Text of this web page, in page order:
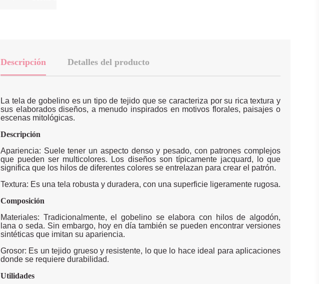
Descripción Detalles del producto
La tela de gobelino es un tipo de tejido que se caracteriza por su rica textura y
sus elaborados diseños, a menudo inspirados en motivos florales, paisajes o
escenas mitológicas.
Descripción
Apariencia: Suele tener un aspecto denso y pesado, con patrones complejos
que pueden ser multicolores. Los diseños son típicamente jacquard, lo que
significa que los hilos de diferentes colores se entrelazan para crear el patrón.
Textura: Es una tela robusta y duradera, con una superficie ligeramente rugosa.
Composición
Materiales: Tradicionalmente, el gobelino se elabora con hilos de algodón,
lana o seda. Sin embargo, hoy en día también se pueden encontrar versiones
sintéticas que imitan su apariencia.
Grosor: Es un tejido grueso y resistente, lo que lo hace ideal para aplicaciones
donde se requiere durabilidad.
Utilidades